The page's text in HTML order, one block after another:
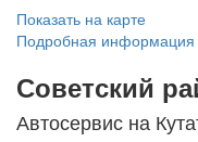
Показать на карте
Подробная информация
Советский
Автосервис на